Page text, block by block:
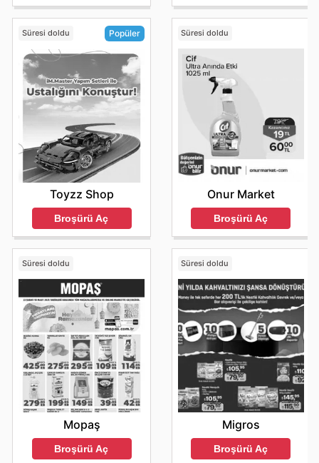
Süresi doldu Popüler
Toyzz Shop
Broşürü Aç
Süresi doldu
Onur Market
Broşürü Aç
Süresi doldu
Mopaş
Broşürü Aç
Süresi doldu
Migros
Broşürü Aç